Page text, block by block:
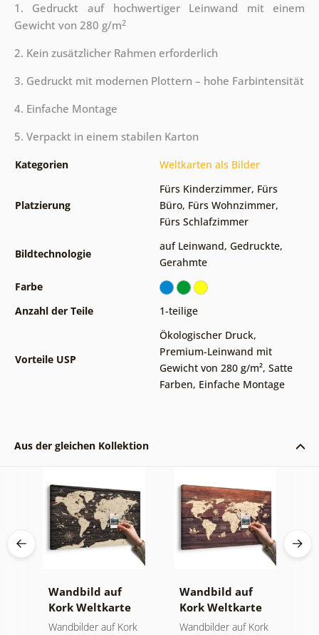
1. Gedruckt auf hochwertiger Leinwand mit einem
Gewicht von 280 g/m2
2. Kein zusätzlicher Rahmen erforderlich
3. Gedruckt mit modernen Plottern – hohe Farbintensität
4. Einfache Montage
5. Verpackt in einem stabilen Karton
Kategorien Weltkarten als Bilder
Platzierung
Fürs Kinderzimmer, Fürs
Büro, Fürs Wohnzimmer,
Fürs Schlafzimmer
Bildtechnologie
auf Leinwand, Gedruckte,
Gerahmte
Farbe
Anzahl der Teile
1-teilige
Vorteile USP
Ökologischer Druck,
Premium-Leinwand mit
Gewicht von 280 g/m², Satte
Farben, Einfache Montage
Aus der gleichen Kollektion
Wandbild auf
Kork Weltkarte
auf hölzernem
Wandbilder auf Kork
Wandbild auf
Kork Weltkarte
auf Holz
Wandbilder auf Kork